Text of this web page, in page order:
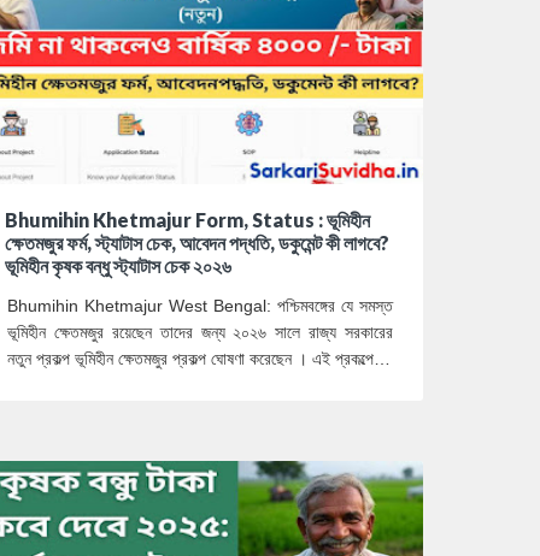
Bhumihin Khetmajur Form, Status : ভূমিহীন
ক্ষেতমজুর ফর্ম, স্ট্যাটাস চেক, আবেদন পদ্ধতি, ডকুমেন্ট কী লাগবে?
ভূমিহীন কৃষক বন্ধু স্ট্যাটাস চেক ২০২৬
Bhumihin Khetmajur West Bengal: পশ্চিমবঙ্গের যে সমস্ত
ভূমিহীন ক্ষেতমজুর রয়েছেন তাদের জন্য ২০২৬ সালে রাজ্য সরকারের
নতুন প্রকল্প ভূমিহীন ক্ষেতমজুর প্রকল্প ঘোষণা করেছেন । এই প্রকল্পে…